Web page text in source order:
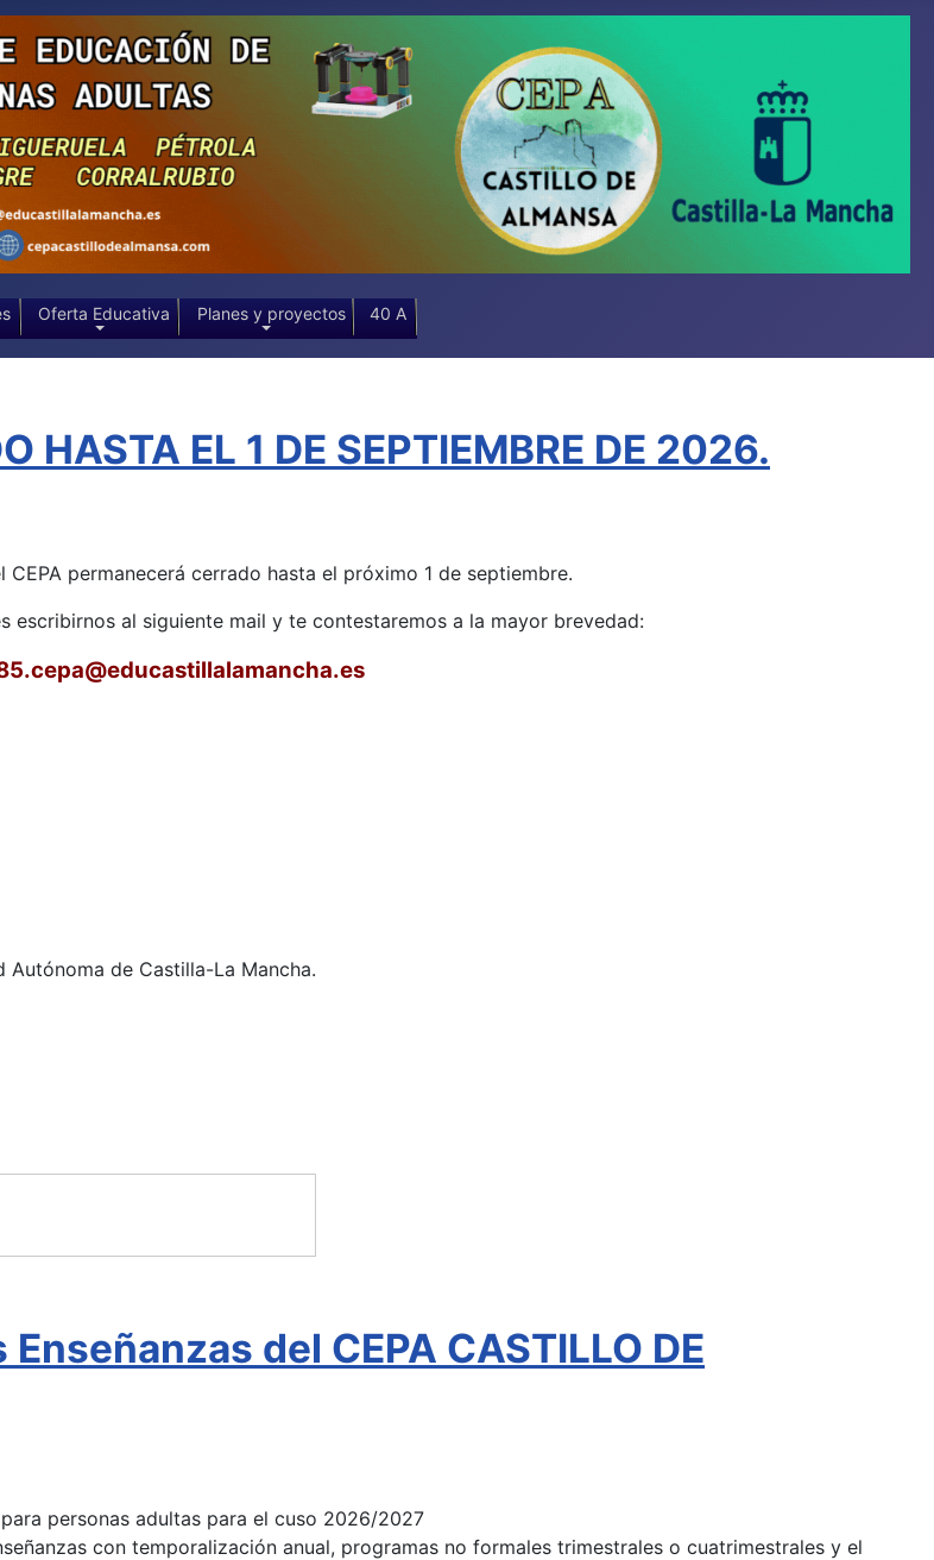
Oferta Educativa Planes y proyectos 40 A
HASTA EL 1 DE SEPTIEMBRE DE 2026.
permanecerá cerrado hasta el próximo 1 de septiembre.
escribirnos al siguiente mail y te contestaremos a la mayor brevedad:
@educastillalamancha.es
Autónoma de Castilla-La Mancha.
del CEPA CASTILLO DE
personas adultas para el cuso 2026/2027
con temporalización anual, programas no formales trimestrales o cuatrimestrales y el